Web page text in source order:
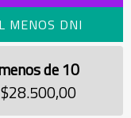
MENOS DNI
de 10
$28.500,00